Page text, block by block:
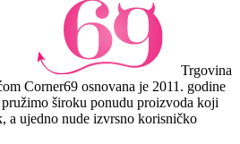
Trgovina
Corner69 osnovana je 2011. godine
široku ponudu proizvoda koji
a ujedno nude izvrsno korisničko